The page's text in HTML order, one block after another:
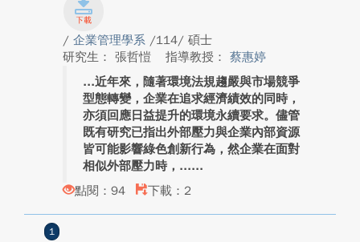
/ 企業管理學系 /114/ 碩士
研究生： 張哲愷
指導教授： 蔡惠婷
近年來，隨著環境法規趨嚴與市場競爭
型態轉變，企業在追求經濟績效的同時，
亦須回應日益提升的環境永續要求。儘管
既有研究已指出外部壓力與企業內部資源
皆可能影響綠色創新行為，然企業在面對
相似外部壓力時，...
點閱：94
下載：2
1